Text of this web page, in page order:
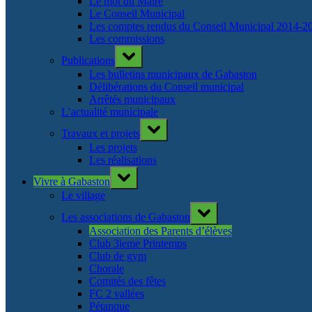
Le Conseil Municipal
Les comptes rendus du Conseil Municipal 2014-
Les commissions
Publications
Toggle
sub-
menu
Les bulletins municipaux de Gabaston
Délibérations du Conseil municipal
Arrêtés municipaux
L’actualité municipale
Travaux et projets
Toggle
sub-
Les projets
Les réalisations
Vivre à Gabaston
Toggle
sub-
Le village
Les associations de Gabaston
Toggle
sub-
menu
Association des Parents d’élèves
Club 3ieme Printemps
Club de gym
Chorale
Comités des fêtes
FC 2 vallées
Pétanque